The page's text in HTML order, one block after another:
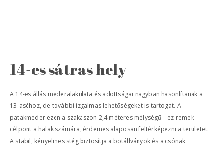
14-es sátras hely
A 14-es állás mederalakulata és adottságai nagyban hasonlítanak a
13-aséhoz, de további izgalmas lehetőségeket is tartogat. A
patakmeder ezen a szakaszon 2,4 méteres mélységű – ez remek
célpont a halak számára, érdemes alaposan feltérképezni a területet.
A stabil, kényelmes stég biztosítja a botállványok és a csónak